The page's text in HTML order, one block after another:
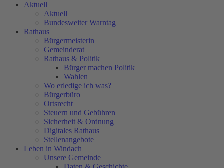
Aktuell
Aktuell
Bundesweiter Warntag
Rathaus
Bürgermeisterin
Gemeinderat
Rathaus & Politik
Bürger machen Politik
Wahlen
Wo erledige ich was?
Bürgerbüro
Ortsrecht
Steuern und Gebühren
Sicherheit & Ordnung
Digitales Rathaus
Stellenangebote
Leben in Windach
Unsere Gemeinde
Daten & Geschichte